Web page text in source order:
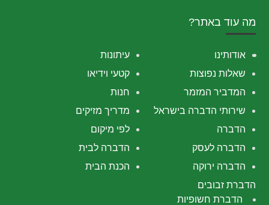
מה עוד באתר?
עיתונות
אודותינו
קטעי וידיאו
שאלות נפוצות
חנות
המדביר המזמר
מדריך מזיקים
שירותי הדברה בישראל
לפי מיקום
הדברה
הדברה לבית
הדברה לעסק
הכנת הבית
הדברה ירוקה
הדברת זבובים
הדברת חשופיות